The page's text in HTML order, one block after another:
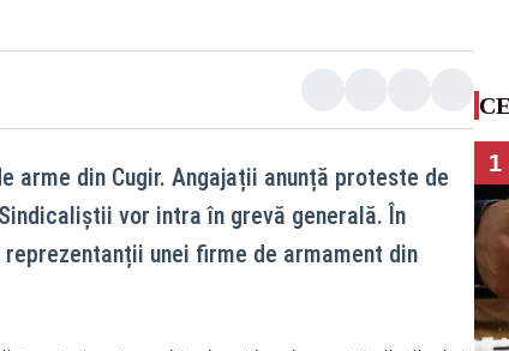
arme din Cugir. Angajații anunță proteste de
vor intra în grevă generală. În
unei firme de armament din
1